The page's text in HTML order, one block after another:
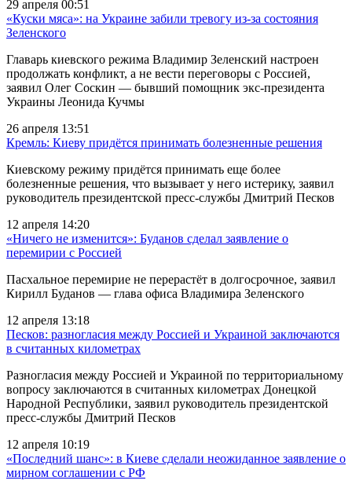
29 апреля 00:51
«Куски мяса»: на Украине забили тревогу из-за состояния
Зеленского
Главарь киевского режима Владимир Зеленский настроен
продолжать конфликт, а не вести переговоры с Россией,
заявил Олег Соскин — бывший помощник экс-президента
Украины Леонида Кучмы
26 апреля 13:51
Кремль: Киеву придётся принимать болезненные решения
Киевскому режиму придётся принимать еще более
болезненные решения, что вызывает у него истерику, заявил
руководитель президентской пресс-службы Дмитрий Песков
12 апреля 14:20
«Ничего не изменится»: Буданов сделал заявление о
перемирии с Россией
Пасхальное перемирие не перерастёт в долгосрочное, заявил
Кирилл Буданов — глава офиса Владимира Зеленского
12 апреля 13:18
Песков: разногласия между Россией и Украиной заключаются
в считанных километрах
Разногласия между Россией и Украиной по территориальному
вопросу заключаются в считанных километрах Донецкой
Народной Республики, заявил руководитель президентской
пресс-службы Дмитрий Песков
12 апреля 10:19
«Последний шанс»: в Киеве сделали неожиданное заявление о
мирном соглашении с РФ